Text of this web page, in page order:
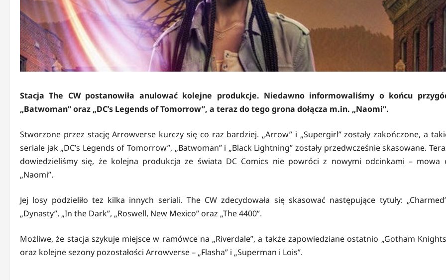
Stacja The CW postanowiła anulować kolejne produkcje. Niedawno informowaliśmy o końcu
„Batwoman” oraz „DC’s Legends of Tomorrow”, a teraz do tego grona dołącza m.in. „Naomi”.
Stworzone przez stację Arrowverse kurczy się co raz bardziej. „Arrow” i „Supergirl” zostały zakończone, a
seriale jak „DC’s Legends of Tomorrow”, „Batwoman” i „Black Lightning” zostały przedwcześnie skasowane.
dowiedzieliśmy się, że kolejna produkcja ze świata DC Comics nie powróci z nowymi odcinkami – mowa
„Naomi”.
Jej losy podzieliło tez kilka innych seriali. The CW zdecydowała się skasować następujące tytuły:
„Dynasty”, „In the Dark”, „Roswell, New Mexico” oraz „The 4400”.
Możliwe, że stacja szykuje miejsce w ramówce na „Riverdale”, a także zapowiedziane ostatnio „Gotham
oraz kolejne sezony pozostałości Arrowverse – „Flasha” i „Superman i Lois”.